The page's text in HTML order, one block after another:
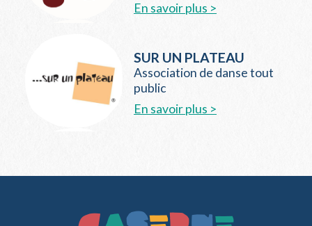
En savoir plus >
SUR UN PLATEAU
Association de danse tout
public
En savoir plus >